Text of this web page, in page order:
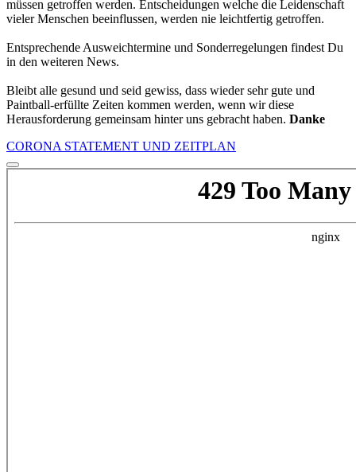
müssen getroffen werden. Entscheidungen welche die Leidenschaft
vieler Menschen beeinflussen, werden nie leichtfertig getroffen.
Entsprechende Ausweichtermine und Sonderregelungen findest Du
in den weiteren News.
Bleibt alle gesund und seid gewiss, dass wieder sehr gute und
Paintball-erfüllte Zeiten kommen werden, wenn wir diese
Herausforderung gemeinsam hinter uns gebracht haben. Danke
CORONA STATEMENT UND ZEITPLAN